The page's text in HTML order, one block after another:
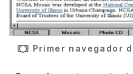
Primer navegador